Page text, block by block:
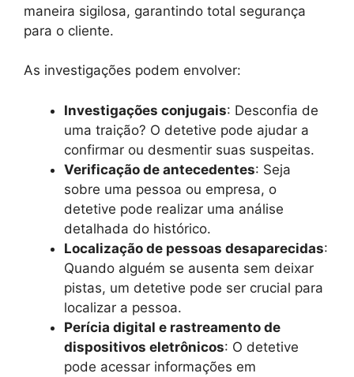
maneira sigilosa, garantindo total segurança
para o cliente.
As investigações podem envolver:
Investigações conjugais: Desconfia de
uma traição? O detetive pode ajudar a
confirmar ou desmentir suas suspeitas.
Verificação de antecedentes: Seja
sobre uma pessoa ou empresa, o
detetive pode realizar uma análise
detalhada do histórico.
Localização de pessoas desaparecidas:
Quando alguém se ausenta sem deixar
pistas, um detetive pode ser crucial para
localizar a pessoa.
Perícia digital e rastreamento de
dispositivos eletrônicos: O detetive
pode acessar informações em